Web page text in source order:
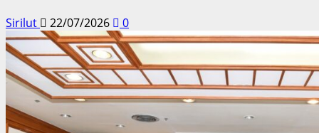
Sirilut 22/07/2026 0